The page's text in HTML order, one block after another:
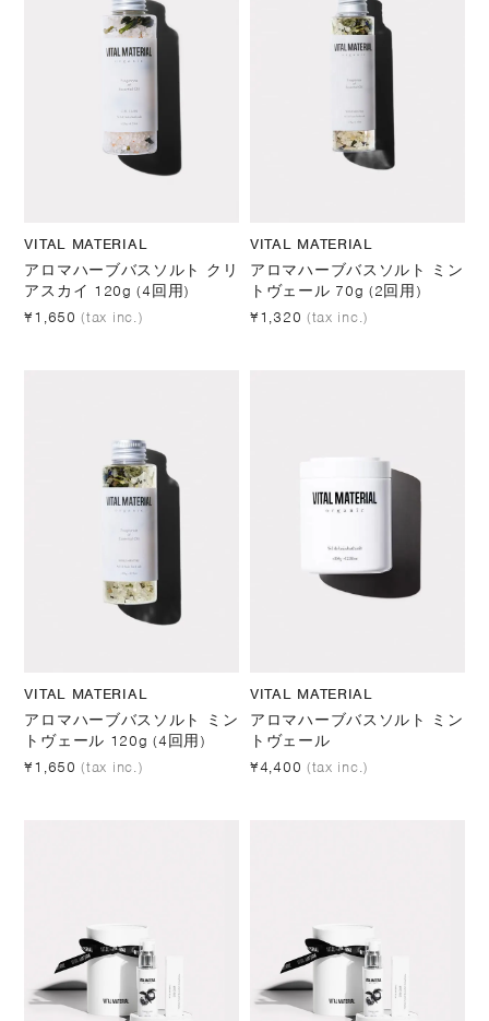
VITAL MATERIAL
アロマハーブバスソルト クリ
アスカイ 120g (4回用)
¥1,650 (tax inc.)
VITAL MATERIAL
アロマハーブバスソルト ミン
トヴェール 70g (2回用)
¥1,320 (tax inc.)
VITAL MATERIAL
アロマハーブバスソルト ミン
トヴェール 120g (4回用)
¥1,650 (tax inc.)
VITAL MATERIAL
アロマハーブバスソルト ミン
トヴェール
¥4,400 (tax inc.)